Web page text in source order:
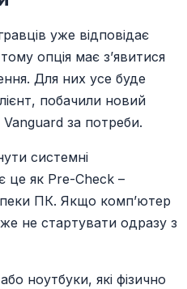
уже відповідає
опція має з’явитися
Для них усе буде
побачили новий
Vanguard за потреби.
системні
це як Pre-Check –
ПК. Якщо комп’ютер
не стартувати одразу з
ноутбуки, які фізично